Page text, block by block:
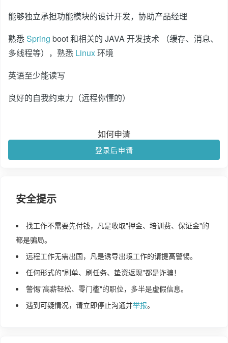
能够独立承担功能模块的设计开发，协助产品经理
熟悉Spring boot 和相关的 JAVA 开发技术 （缓存、消息、
多线程等），熟悉 Linux环境
英语至少能读写
良好的自我约束力（远程你懂的）
如何申请
登录后申请
安全提示
找工作不需要先付钱，凡是收取"押金、培训费、保证金"的
都是骗局。
远程工作无需出国，凡是诱导出境工作的请提高警惕。
任何形式的"刷单、刷任务、垫资返现"都是诈骗！
警惕"高薪轻松、零门槛"的职位，多半是虚假信息。
遇到可疑情况，请立即停止沟通并举报。